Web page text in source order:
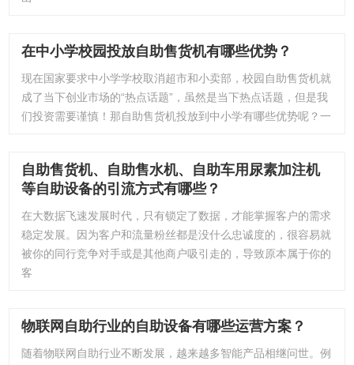
在中小学校园投放自助售货机有哪些优势？
现在国家要求中小学学校取消超市和小卖部，校园自助售货机就
成了当下创业市场的“热点话题”，虽然是当下热点话题，但是我
们投资需要谨慎！那自助售货机投放到中小学有哪些优势呢？一
自助售货机、自助售水机、自助车用尿素加注机
等自助设备的引流方式有哪些？
在大数据飞速发展时代，只有锁定了数据，才能掌握客户的需求
稳定发展。因为客户和流量粉丝都是没什么忠诚度的，很容易就
被你的同行竞争对手或是其他商户吸引走的，导致原本属于你的
客
物联网自助行业的自助设备有哪些运营方案？
随着物联网自助行业不断发展，越来越多智能产品相继问世。例